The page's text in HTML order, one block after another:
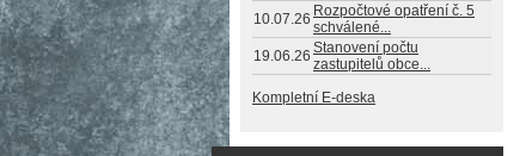
10.07.26 Rozpočtové opatření č. 5
schválené...
19.06.26 Stanovení počtu
zastupitelů obce...
Kompletní E-deska